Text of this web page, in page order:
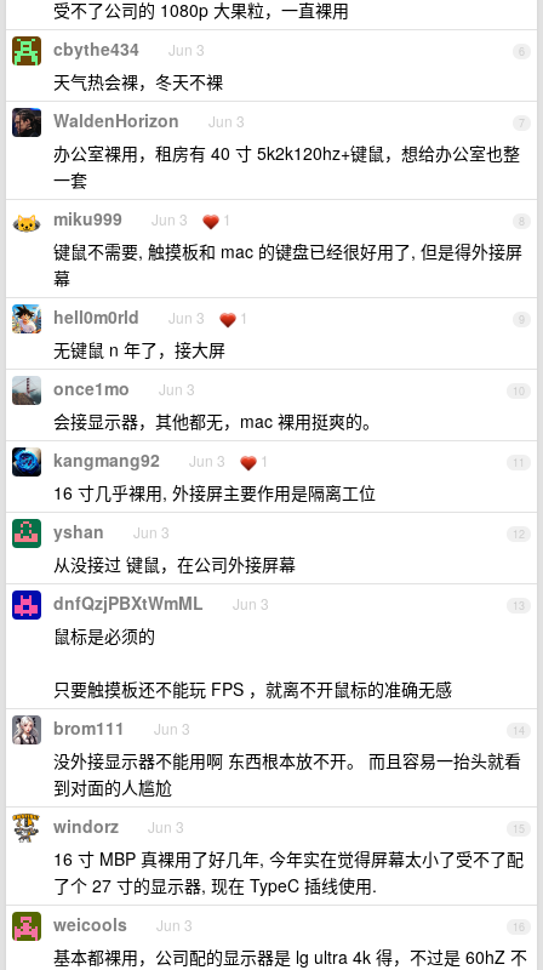
受不了公司的 1080p 大果粒，一直裸用
6
cbythe434 Jun 3
天气热会裸，冬天不裸
7
WaldenHorizon Jun 3
办公室裸用，租房有 40 寸 5k2k120hz+键鼠，想给办公室也整
一套
8
miku999 Jun 3 1
键鼠不需要, 触摸板和 mac 的键盘已经很好用了, 但是得外接屏
幕
9
hell0m0rld Jun 3 1
无键鼠 n 年了，接大屏
10
once1mo Jun 3
会接显示器，其他都无，mac 裸用挺爽的。
11
kangmang92 Jun 3 1
16 寸几乎裸用, 外接屏主要作用是隔离工位
12
yshan Jun 3
从没接过 键鼠，在公司外接屏幕
13
dnfQzjPBXtWmML Jun 3
鼠标是必须的
只要触摸板还不能玩 FPS ，就离不开鼠标的准确无感
14
brom111 Jun 3
没外接显示器不能用啊 东西根本放不开。 而且容易一抬头就看
到对面的人尴尬
15
windorz Jun 3
16 寸 MBP 真裸用了好几年, 今年实在觉得屏幕太小了受不了配
了个 27 寸的显示器, 现在 TypeC 插线使用.
16
weicools Jun 3
基本都裸用，公司配的显示器是 lg ultra 4k 得，不过是 60hZ 不